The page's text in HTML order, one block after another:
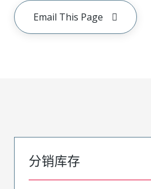
Email This Page
分销库存